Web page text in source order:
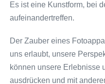
Es ist eine Kunstform, bei
aufeinandertreffen.
Der Zauber eines
uns erlaubt, unsere
können unsere Erlebnisse
ausdrücken und mit